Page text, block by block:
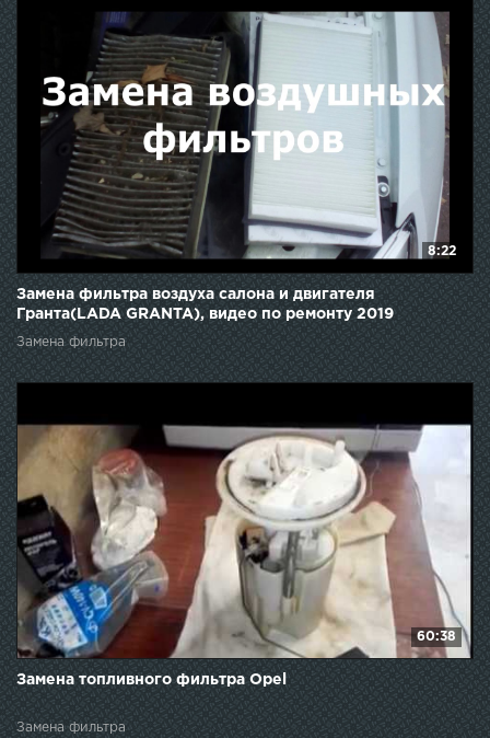
8:22
Замена фильтра воздуха салона и двигателя
Гранта(LADA GRANTA), видео по ремонту 2019
Замена фильтра
60:38
Замена топливного фильтра Opel
Замена фильтра